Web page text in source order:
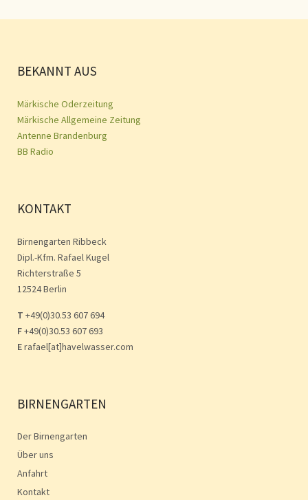
BEKANNT AUS
Märkische Oderzeitung
Märkische Allgemeine Zeitung
Antenne Brandenburg
BB Radio
KONTAKT
Birnengarten Ribbeck
Dipl.-Kfm. Rafael Kugel
Richterstraße 5
12524 Berlin
T +49(0)30.53 607 694
F+49(0)30.53 607 693
Erafael[at]havelwasser.com
BIRNENGARTEN
Der Birnengarten
Über uns
Anfahrt
Kontakt